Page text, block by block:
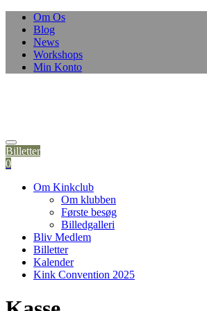
Om Os
Blog
News
Workshops
Min Konto
Billetter
0
Om Kinkclub
Om klubben
Første besøg
Billedgalleri
Bliv Medlem
Billetter
Kalender
Kink Convention 2025